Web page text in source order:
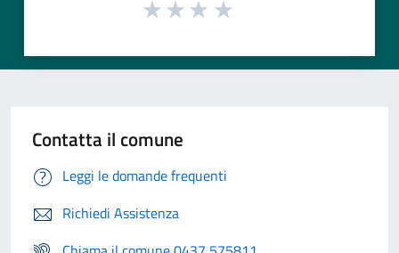
Contatta il comune
Leggi le domande frequenti
Richiedi Assistenza